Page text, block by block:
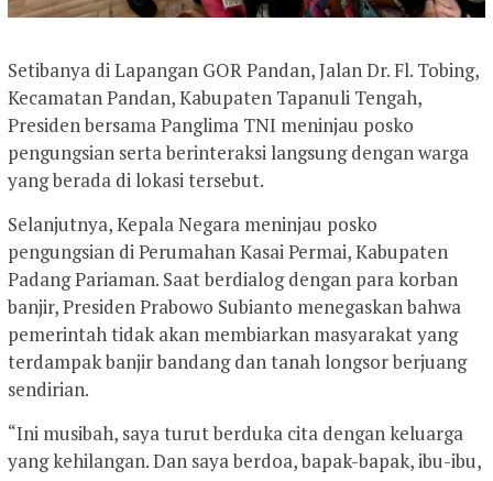
Setibanya di Lapangan GOR Pandan, Jalan Dr. Fl. Tobing,
Kecamatan Pandan, Kabupaten Tapanuli Tengah,
Presiden bersama Panglima TNI meninjau posko
pengungsian serta berinteraksi langsung dengan warga
yang berada di lokasi tersebut.
Selanjutnya, Kepala Negara meninjau posko
pengungsian di Perumahan Kasai Permai, Kabupaten
Padang Pariaman. Saat berdialog dengan para korban
banjir, Presiden Prabowo Subianto menegaskan bahwa
pemerintah tidak akan membiarkan masyarakat yang
terdampak banjir bandang dan tanah longsor berjuang
sendirian.
“Ini musibah, saya turut berduka cita dengan keluarga
yang kehilangan. Dan saya berdoa, bapak-bapak, ibu-ibu,